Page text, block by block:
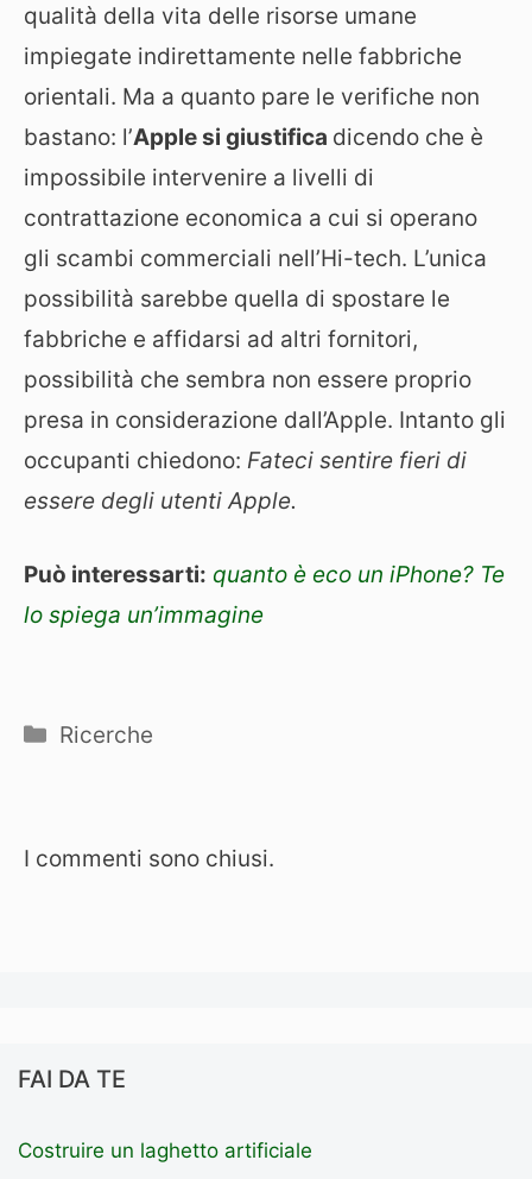
qualità della vita delle risorse umane
impiegate indirettamente nelle fabbriche
orientali. Ma a quanto pare le verifiche non
bastano: l’Apple si giustifica dicendo che è
impossibile intervenire a livelli di
contrattazione economica a cui si operano
gli scambi commerciali nell’Hi-tech. L’unica
possibilità sarebbe quella di spostare le
fabbriche e affidarsi ad altri fornitori,
possibilità che sembra non essere proprio
presa in considerazione dall’Apple. Intanto gli
occupanti chiedono: Fateci sentire fieri di
essere degli utenti Apple.
Può interessarti: quanto è eco un iPhone? Te
lo spiega un’immagine
Categorie
Ricerche
I commenti sono chiusi.
FAI DA TE
Costruire un laghetto artificiale